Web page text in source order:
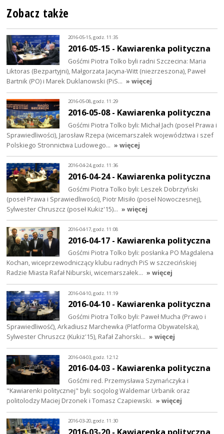
Zobacz także
2016-05-15, godz. 11:35
2016-05-15 - Kawiarenka polityczna
Gośćmi Piotra Tolko byli radni Szczecina: Maria
Liktoras (Bezpartyjni), Małgorzata Jacyna-Witt (niezrzeszona), Paweł
Bartnik (PO) i Marek Duklanowski (PiS… » więcej
2016-05-08, godz. 11:29
2016-05-08 - Kawiarenka polityczna
Gośćmi Piotra Tolko byli: Michał Jach (poseł Prawa i
Sprawiedliwości), Jarosław Rzepa (wicemarszałek województwa i szef
Polskiego Stronnictwa Ludowego… » więcej
2016-04-24, godz. 11:36
2016-04-24 - Kawiarenka polityczna
Gośćmi Piotra Tolko byli: Leszek Dobrzyński
(poseł Prawa i Sprawiedliwości), Piotr Misiło (poseł Nowoczesnej),
Sylwester Chruszcz (poseł Kukiz'15)… » więcej
2016-04-17, godz. 11:08
2016-04-17 - Kawiarenka polityczna
Gośćmi Piotra Tolko byli: posłanka PO Magdalena
Kochan, wiceprzewodniczący klubu radnych PiS w szczecińskiej
Radzie Miasta Rafał Niburski, wicemarszałek… » więcej
2016-04-10, godz. 11:19
2016-04-10 - Kawiarenka polityczna
Gośćmi Piotra Tolko byli: Paweł Mucha (Prawo i
Sprawiedliwość), Arkadiusz Marchewka (Platforma Obywatelska),
Sylwester Chruszcz (Kukiz'15), Rafał Zahorski… » więcej
2016-04-03, godz. 12:12
2016-04-03 - Kawiarenka polityczna
Gośćmi red. Przemysława Szymańczyka i
"Kawiarenki politycznej" byli: socjolog Waldemar Urbanik oraz
politolodzy Maciej Drzonek i Tomasz Czapiewski. » więcej
2016-03-20, godz. 11:30